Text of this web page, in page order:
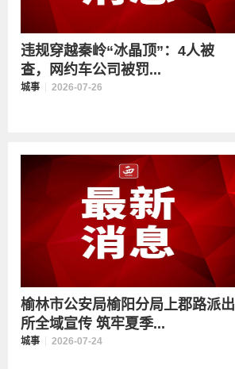
违规穿越秦岭“冰晶顶”：4人被
查，网约车公司被罚...
城事 2026-07-26
榆林市公安局榆阳分局上郡路派出
所全域宣传 筑牢夏季...
城事 2026-07-24